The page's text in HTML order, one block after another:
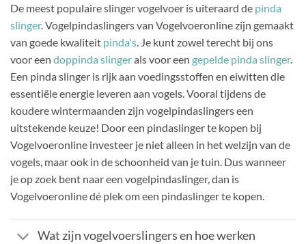
De meest populaire slinger vogelvoer is uiteraard de pinda
slinger. Vogelpindaslingers van Vogelvoeronline zijn gemaakt
van goede kwaliteit pinda's . Je kunt zowel terecht bij ons
voor een doppinda slingerals voor een gepelde pinda slinger.
Een pinda slinger is rijk aan voedingsstoffen en eiwitten die
essentiële energie leveren aan vogels. Vooral tijdens de
koudere wintermaanden zijn vogelpindaslingers een
uitstekende keuze! Door een pindaslinger te kopen bij
Vogelvoeronline investeer je niet alleen in het welzijn van de
vogels, maar ook in de schoonheid van je tuin. Dus wanneer
je op zoek bent naar een vogelpindaslinger, dan is
Vogelvoeronline dé plek om een pindaslinger te kopen.
Wat zijn vogelvoerslingers en hoe werken